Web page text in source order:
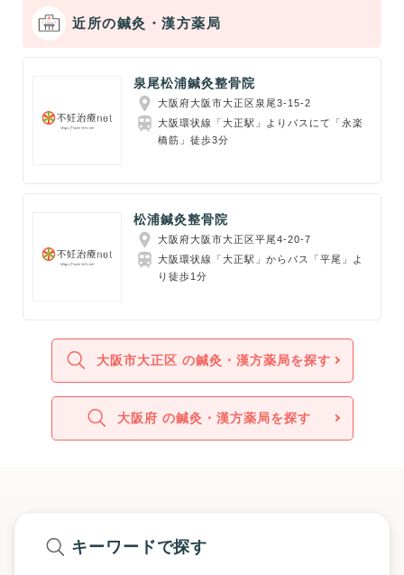
近所の鍼灸・漢方薬局
泉尾松浦鍼灸整骨院
大阪府大阪市大正区泉尾3-15-2
大阪環状線「大正駅」よりバスにて「永楽
橋筋」徒歩3分
松浦鍼灸整骨院
大阪府大阪市大正区平尾4-20-7
大阪環状線「大正駅」からバス「平尾」よ
り徒歩1分
大阪市大正区 の鍼灸・漢方薬局を探す
大阪府 の鍼灸・漢方薬局を探す
キーワードで探す